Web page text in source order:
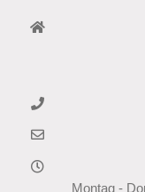
Montag -